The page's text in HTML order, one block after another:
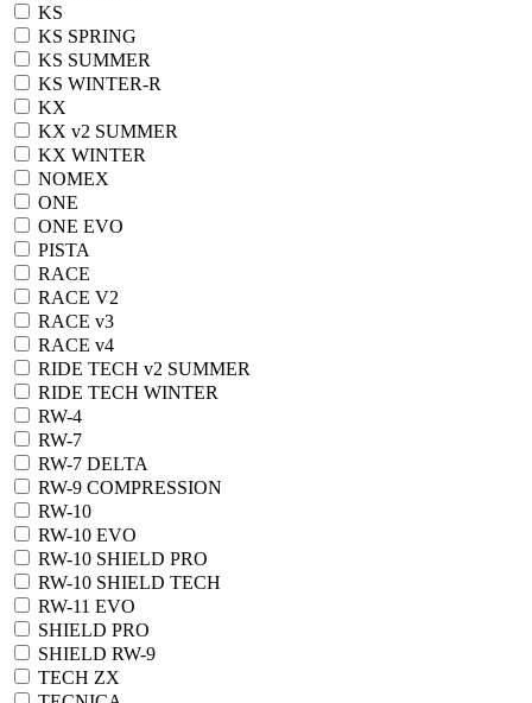
KS
KS SPRING
KS SUMMER
KS WINTER-R
KX
KX v2 SUMMER
KX WINTER
NOMEX
ONE
ONE EVO
PISTA
RACE
RACE V2
RACE v3
RACE v4
RIDE TECH v2 SUMMER
RIDE TECH WINTER
RW-4
RW-7
RW-7 DELTA
RW-9 COMPRESSION
RW-10
RW-10 EVO
RW-10 SHIELD PRO
RW-10 SHIELD TECH
RW-11 EVO
SHIELD PRO
SHIELD RW-9
TECH ZX